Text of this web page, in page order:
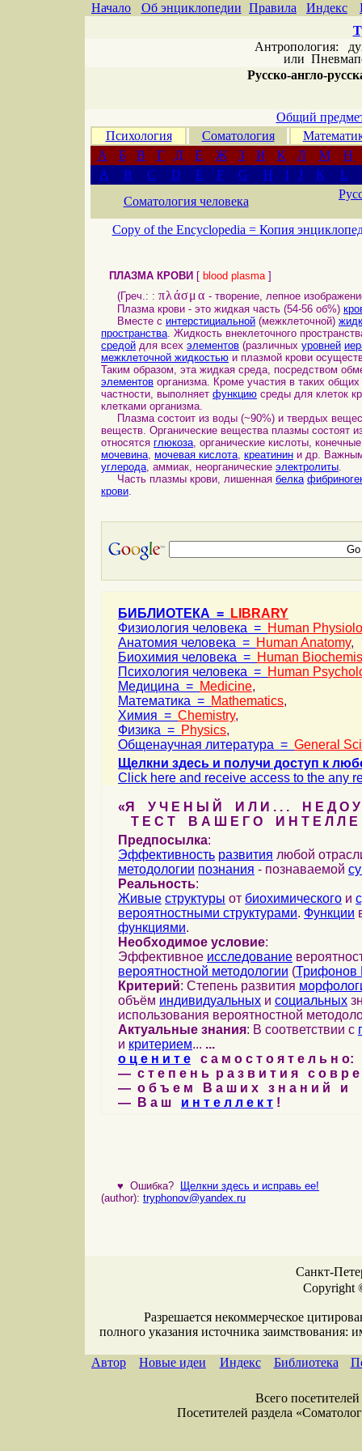
Начало Об энциклопедии Правила Индекс
Антропология:
или
Русско-англо-
Общий
Психология
Соматология
А
Б В Г Д Е Ж З И К Л М
Н
A
B C D E F G H I J K
L
Соматология человека
Copy of the Encyclopedia = Копия
ПЛАЗМА КРОВИ [ blood plasma]
(Греч.: : πλάσμα - творение, лепное
Плазма крови - это жидкая часть (54-56 об%)
Вместе с интерстициальной (межклеточной)
пространства. Жидкость внеклеточного
средой для всех элементов (различных уровней
межклеточной жидкостью и плазмой крови
Таким образом, эта жидкая среда, посредством
элементов организма. Кроме участия в таких
частности, выполняет функцию среды для клеток
клетками организма.
Плазма состоит из воды (~90%) и твердых
веществ. Органические вещества плазмы состоят
относятся глюкоза, органические кислоты,
мочевина, мочевая кислота, креатинин и др.
углерода, аммиак, неорганические электролиты.
Часть плазмы крови, лишенная белка
крови.
БИБЛИОТЕКА =
LIBRARY
Физиология человека = Human
Анатомия человека = Human Anatomy,
Биохимия человека = Human
Психология человека = Human
Медицина = Medicine,
Математика = Mathematics,
Химия = Chemistry,
Физика = Physics,
Общенаучная литература = General
Щелкни здесь и получи доступ к
Click here and receive access to the any
«Я У Ч Е Н Ы Й И Л И . . . Н Е Д О У
Т Е С Т В А Ш Е Г О И Н Т Е Л Л Е
Предпосылка:
Эффективность развития любой
методологии познания - познаваемой
Реальность:
Живые структуры от биохимического и
вероятностными структурами. Функции
функциями.
Необходимое условие:
Эффективное исследование
вероятностной методологии (Трифонов
Критерий: Степень развития
объём индивидуальных и социальных
использования вероятностной
Актуальные знания: В соответствии с
и критерием... ...
о ц е н и т е с а м о с т о я т е л ь н о:
— с т е п е н ь р а з в и т и я с о в р
— о б ъ е м В а ш и х з н а н и й и
— В а ш и н т е л л е к т !
♥ Ошибка?
Щелкни здесь и исправь ее!
(author): tryphonov@yandex.ru
Санкт-
Copyright
Разрешается некоммерческое
полного указания источника заимствования:
Автор Новые идеи Индекс Библиотека
Всего
Посетителей раздела